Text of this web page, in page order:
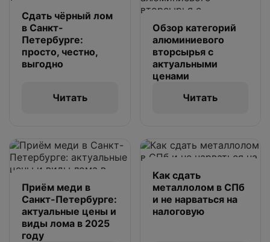
Сдать чёрный лом
в Санкт-
Петербурге:
просто, честно,
выгодно
Читать
Обзор категорий
алюминиевого
вторсырья с
актуальными
ценами
Читать
Приём меди в
Санкт-Петербурге:
актуальные цены и
виды лома в 2025
году
Как сдать
металлолом в СПб
и не нарваться на
налоговую